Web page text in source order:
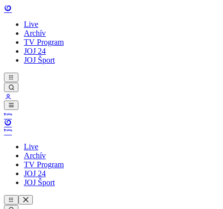
Live
Archív
TV Program
JOJ 24
JOJ Šport
Live
Archív
TV Program
JOJ 24
JOJ Šport